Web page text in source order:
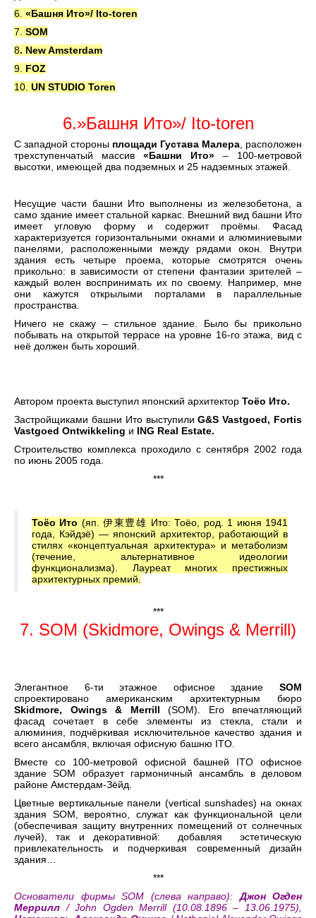
6. «Башня Ито»/ Ito-toren
7. SOM
8. New Amsterdam
9. FOZ
10. UN STUDIO Toren
6.»Башня Ито»/ Ito-toren
С западной стороны площади Густава Малера, расположен
трехступенчатый массив «Башни Ито» – 100-метровой
высотки, имеющей два подземных и 25 надземных этажей.
Несущие части башни Ито выполнены из железобетона, а
само здание имеет стальной каркас. Внешний вид башни Ито
имеет угловую форму и содержит проёмы. Фасад
характеризуется горизонтальными окнами и алюминиевыми
панелями, расположенными между рядами окон. Внутри
здания есть четыре проема, которые смотрятся очень
прикольно: в зависимости от степени фантазии зрителей –
каждый волен воспринимать их по своему. Например, мне
они кажутся открылыми порталами в параллельные
пространства.
Ничего не скажу – стильное здание. Было бы прикольно
побывать на открытой террасе на уровне 16-го этажа, вид с
неё должен быть хороший.
Автором проекта выступил японский архитектор Тоёо Ито.
Застройщиками башни Ито выступилиG&S Vastgoed, Fortis
Vastgoed Ontwikkeling и ING Real Estate.
Строительство комплекса проходило с сентября 2002 года
по июнь 2005 года.
***
Тоёо Ито (яп. 伊東豊雄 Ито: Тоёо, род. 1 июня 1941
года, Кэйдзё) — японский архитектор, работающий в
стилях «концептуальная архитектура» и метаболизм
(течение, альтернативное идеологии
функционализма). Лауреат многих престижных
архитектурных премий.
***
7. SOM (Skidmore, Owings & Merrill)
Элегантное 6-ти этажное офисное здание SOM
спроектировано американским архитектурным бюро
Skidmore, Owings & Merrill (SOM). Его впечатляющий
фасад сочетает в себе элементы из стекла, стали и
алюминия, подчёркивая исключительное качество здания и
всего ансамбля, включая офисную башню ITO.
Вместе со 100-метровой офисной башней ITO офисное
здание SOM образует гармоничный ансамбль в деловом
районе Амстердам-Зёйд.
Цветные вертикальные панели (vertical sunshades) на окнах
здания SOM, вероятно, служат как функциональной цели
(обеспечивая защиту внутренних помещений от солнечных
лучей), так и декоративной: добавляя эстетическую
привлекательность и подчеркивая современный дизайн
здания…
***
Основатели фирмы SOM (cлева направо): Джон Огден
Меррилл / John Ogden Merrill (10.08.1896 – 13.06.1975),